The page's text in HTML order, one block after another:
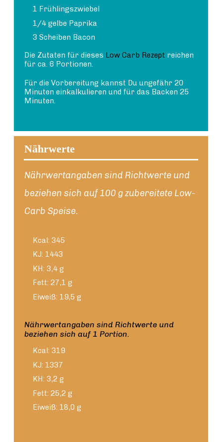
1 Frühlingszwiebel
1/4 gelbe Paprika
3 Scheiben Bacon
Die Zutaten für dieses Low Carb Rezept reichen
für ca. 6 Portionen.
Für die Vorbereitung kannst Du ungefähr 20
Minuten einkalkulieren und für das Backen 25
Minuten.
Nährwerte
Nährwertangaben sind Richtwerte und
beziehen sich auf 100 g zubereitete Low-
Carb Speise.
Kcal: 345
KJ: 1443
KH: 3,4 g
Fett: 27,1 g
Eiweiß: 19,5 g
Nährwertangaben sind Richtwerte und
beziehen sich auf 1 Portion.
Kcal: 319
KJ: 1337
KH: 3,2 g
Fett: 25,2 g
Eiweiß: 18,0 g